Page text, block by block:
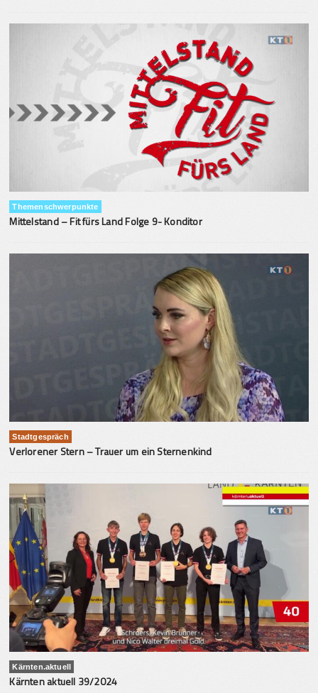
Themenschwerpunkte
Mittelstand – Fit fürs Land Folge 9- Konditor
Stadtgespräch
Verlorener Stern – Trauer um ein Sternenkind
Kärnten.aktuell
Kärnten aktuell 39/2024